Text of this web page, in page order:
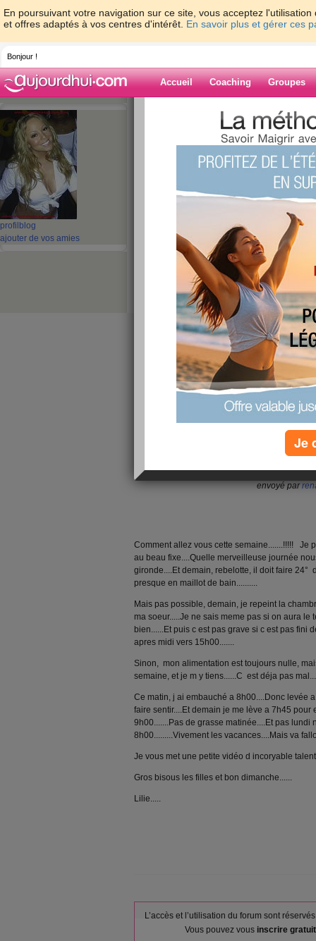
En poursuivant votre navigation sur ce site, vous acceptez
et offres adaptés à vos centres d'intérêt. En savoir plus et gérer ces
Bonjour !
Accueil Coaching Groupes
profil blog
ajouter de vos amies
> lydiediamant >
Blog de
Bonsoir les filles
envoyé par
Comment allez vous cette semaine.......!!!!! Je
au beau fixe....Quelle merveilleuse journée
gironde....Et demain, rebelotte, il doit faire 24°
presque en maillot de bain..........
Mais pas possible, demain, je repeint la
ma soeur.....Je ne sais meme pas si on aura le
bien......Et puis c est pas grave si c est pas fini
apres midi vers 15h00.......
Sinon, mon alimentation est toujours nulle,
semaine, et je m y tiens......C est déja pas
Ce matin, j ai embauché a 8h00....Donc levée
faire sentir....Et demain je me lève a 7h45 pour
9h00.......Pas de grasse matinée....Et pas
8h00.........Vivement les vacances....Mais va
Je vous met une petite vidéo d incoryable
Gros bisous les filles et bon dimanche......
Lilie.....
L’accès et l’utilisation du forum sont
Vous pouvez vous inscrire
Je